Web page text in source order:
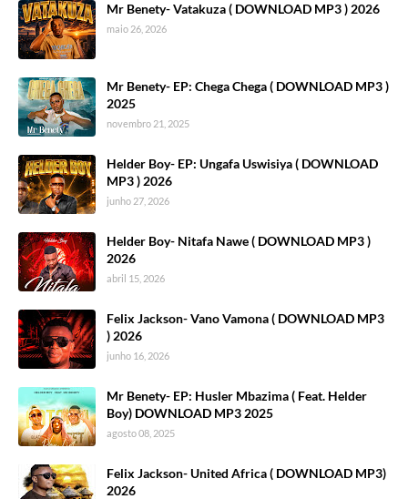
Mr Benety- Vatakuza ( DOWNLOAD MP3 ) 2026
maio 26, 2026
Mr Benety- EP: Chega Chega ( DOWNLOAD MP3 )
2025
novembro 21, 2025
Helder Boy- EP: Ungafa Uswisiya ( DOWNLOAD
MP3 ) 2026
junho 27, 2026
Helder Boy- Nitafa Nawe ( DOWNLOAD MP3 )
2026
abril 15, 2026
Felix Jackson- Vano Vamona ( DOWNLOAD MP3
) 2026
junho 16, 2026
Mr Benety- EP: Husler Mbazima ( Feat. Helder
Boy) DOWNLOAD MP3 2025
agosto 08, 2025
Felix Jackson- United Africa ( DOWNLOAD MP3)
2026